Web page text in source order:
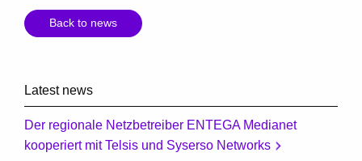
Back to news
Latest news
Der regionale Netzbetreiber ENTEGA Medianet
kooperiert mit Telsis und Syserso Networks